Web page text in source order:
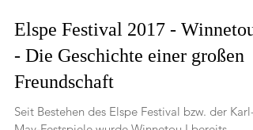
Elspe Festival 2017 - Winnetou
- Die Geschichte einer großen